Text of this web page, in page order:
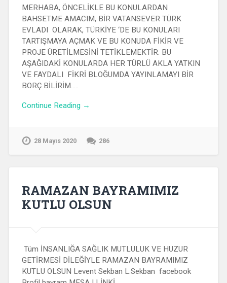
MERHABA, ÖNCELİKLE BU KONULARDAN
BAHSETME AMACIM, BİR VATANSEVER TÜRK
EVLADI OLARAK, TÜRKİYE ‘DE BU KONULARI
TARTIŞMAYA AÇMAK VE BU KONUDA FİKİR VE
PROJE ÜRETİLMESİNİ TETİKLEMEKTİR. BU
AŞAĞIDAKİ KONULARDA HER TÜRLÜ AKLA YATKIN
VE FAYDALI FİKRİ BLOĞUMDA YAYINLAMAYI BİR
BORÇ BİLİRİM…..
Continue Reading →
28 Mayıs 2020 286
RAMAZAN BAYRAMIMIZ
KUTLU OLSUN
Tüm İNSANLIĞA SAĞLIK MUTLULUK VE HUZUR
GETİRMESİ DİLEĞİYLE RAMAZAN BAYRAMIMIZ
KUTLU OLSUN Levent Sekban L.Sekban facebook